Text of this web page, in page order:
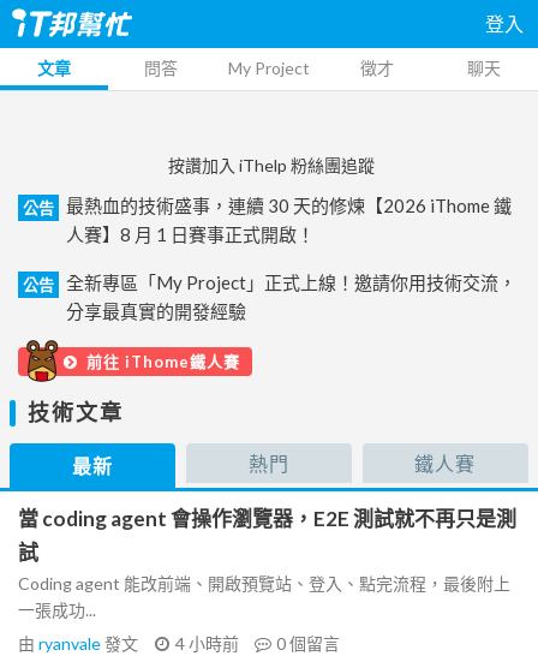
登入
文章 問答 My Project 徵才 聊天
按讚加入 iThelp 粉絲團追蹤
公告
最熱血的技術盛事，連續 30 天的修煉【2026 iThome 鐵
人賽】8 月 1 日賽事正式開啟！
公告
全新專區「My Project」正式上線！邀請你用技術交流，
分享最真實的開發經驗
前往 iThome鐵人賽
技術文章
最新 熱門 鐵人賽
當 coding agent 會操作瀏覽器，E2E 測試就不再只是測
試
Coding agent 能改前端、開啟預覽站、登入、點完流程，最後附上
一張成功...
由 ryanvale發文 4 小時前 0個留言